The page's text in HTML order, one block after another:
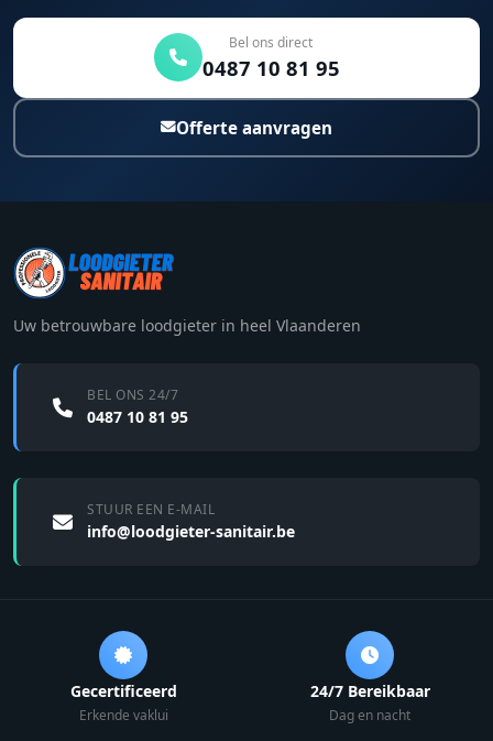
Bel ons direct
0487 10 81 95
Offerte aanvragen
Uw betrouwbare loodgieter in heel Vlaanderen
BEL ONS 24/7
0487 10 81 95
STUUR EEN E-MAIL
info@loodgieter-sanitair.be
Gecertificeerd
Erkende vaklui
24/7 Bereikbaar
Dag en nacht